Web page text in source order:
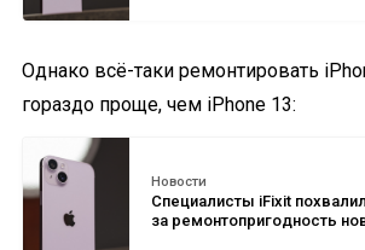
Однако всё-таки ремонтировать
гораздо проще, чем iPhone 13:
Новости
Специалисты iFixit
за ремонтопригодность